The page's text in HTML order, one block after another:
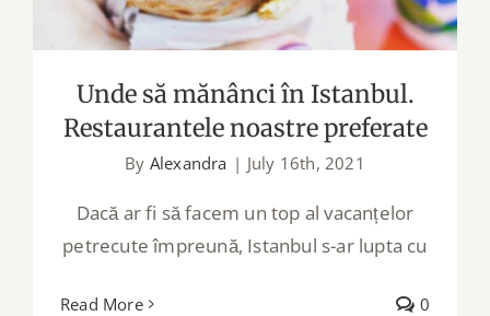
Unde să mănânci în Istanbul.
Restaurantele noastre preferate
By Alexandra | July 16th, 2021
Dacă ar fi să facem un top al vacanțelor
petrecute împreună, Istanbul s-ar lupta cu
Read More 0